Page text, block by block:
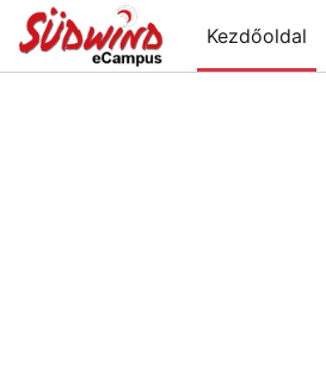
Tovább a fő tartalomhoz
Kezdőoldal